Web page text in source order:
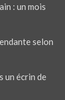
: un mois
selon
un écrin de